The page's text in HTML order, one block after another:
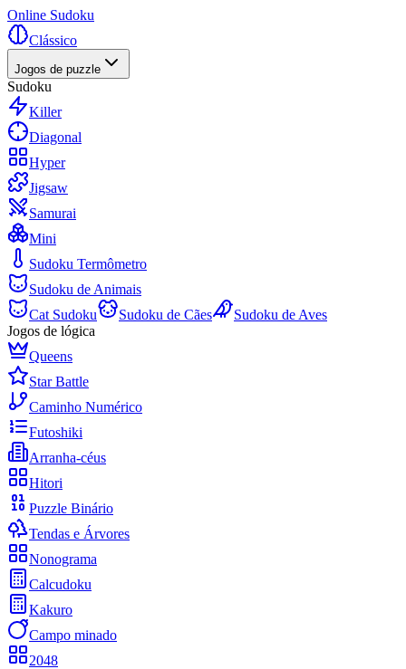
Online Sudoku
Clássico
Jogos de puzzle
Sudoku
Killer
Diagonal
Hyper
Jigsaw
Samurai
Mini
Sudoku Termômetro
Sudoku de Animais
Cat Sudoku
Sudoku de Cães
Sudoku de Aves
Jogos de lógica
Queens
Star Battle
Caminho Numérico
Futoshiki
Arranha-céus
Hitori
Puzzle Binário
Tendas e Árvores
Nonograma
Calcudoku
Kakuro
Campo minado
2048